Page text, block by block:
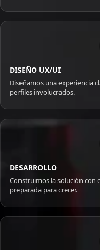
DISEÑO UX/UI
Diseñamos una experiencia
perfiles involucrados.
DESARROLLO
Construimos la solución con
preparada para crecer.